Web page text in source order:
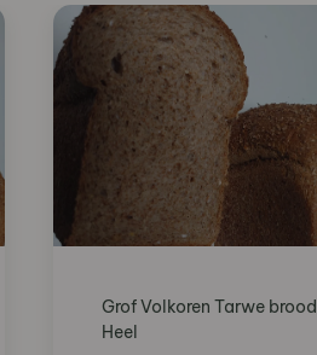
Grof Volkoren Tarwe brood
Heel